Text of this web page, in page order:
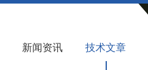
新闻资讯 技术文章